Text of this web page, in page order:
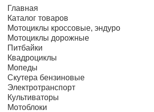
Главная
Каталог товаров
Мотоциклы кроссовые, эндуро
Мотоциклы дорожные
Питбайки
Квадроциклы
Мопеды
Скутера бензиновые
Электротранспорт
Культиваторы
Мотоблоки